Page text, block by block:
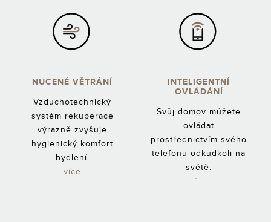
NUCENÉ VĚTRÁNÍ
Vzduchotechnický
systém rekuperace
výrazně zvyšuje
hygienický komfort
bydlení.
více
INTELIGENTNÍ
OVLÁDÁNÍ
Svůj domov můžete
ovládat
prostřednictvím svého
telefonu odkudkoli na
světě.
více